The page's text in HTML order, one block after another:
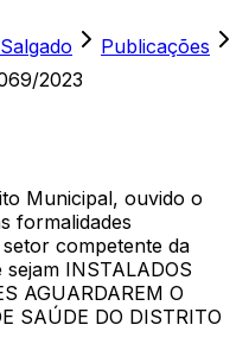
Publicações
2023
Municipal, ouvido o
formalidades
competente da
INSTALADOS
AGUARDAREM O
SAÚDE DO DISTRITO